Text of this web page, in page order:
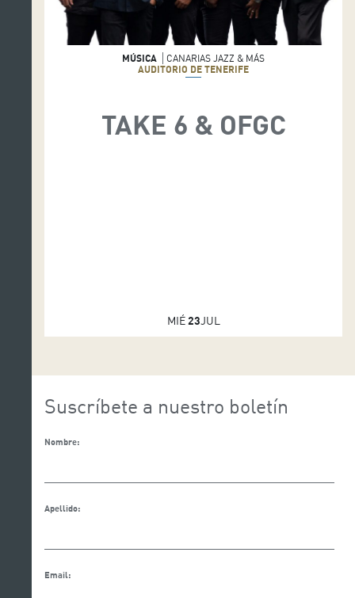
MÚSICA
CANARIAS JAZZ & MÁS
AUDITORIO DE TENERIFE
TAKE 6 & OFGC
MIÉ23JUL
Suscríbete a nuestro boletín
Nombre:
Apellido:
Email: